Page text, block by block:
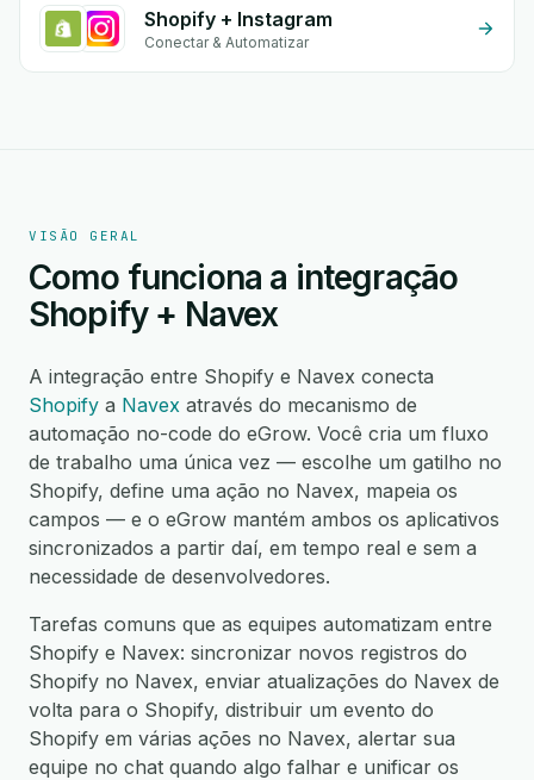
Shopify + Instagram
Conectar & Automatizar
VISÃO GERAL
Como funciona a integração
Shopify + Navex
A integração entre Shopify e Navex conecta
Shopify a Navex através do mecanismo de
automação no-code do eGrow. Você cria um fluxo
de trabalho uma única vez — escolhe um gatilho no
Shopify, define uma ação no Navex, mapeia os
campos — e o eGrow mantém ambos os aplicativos
sincronizados a partir daí, em tempo real e sem a
necessidade de desenvolvedores.
Tarefas comuns que as equipes automatizam entre
Shopify e Navex: sincronizar novos registros do
Shopify no Navex, enviar atualizações do Navex de
volta para o Shopify, distribuir um evento do
Shopify em várias ações no Navex, alertar sua
equipe no chat quando algo falhar e unificar os